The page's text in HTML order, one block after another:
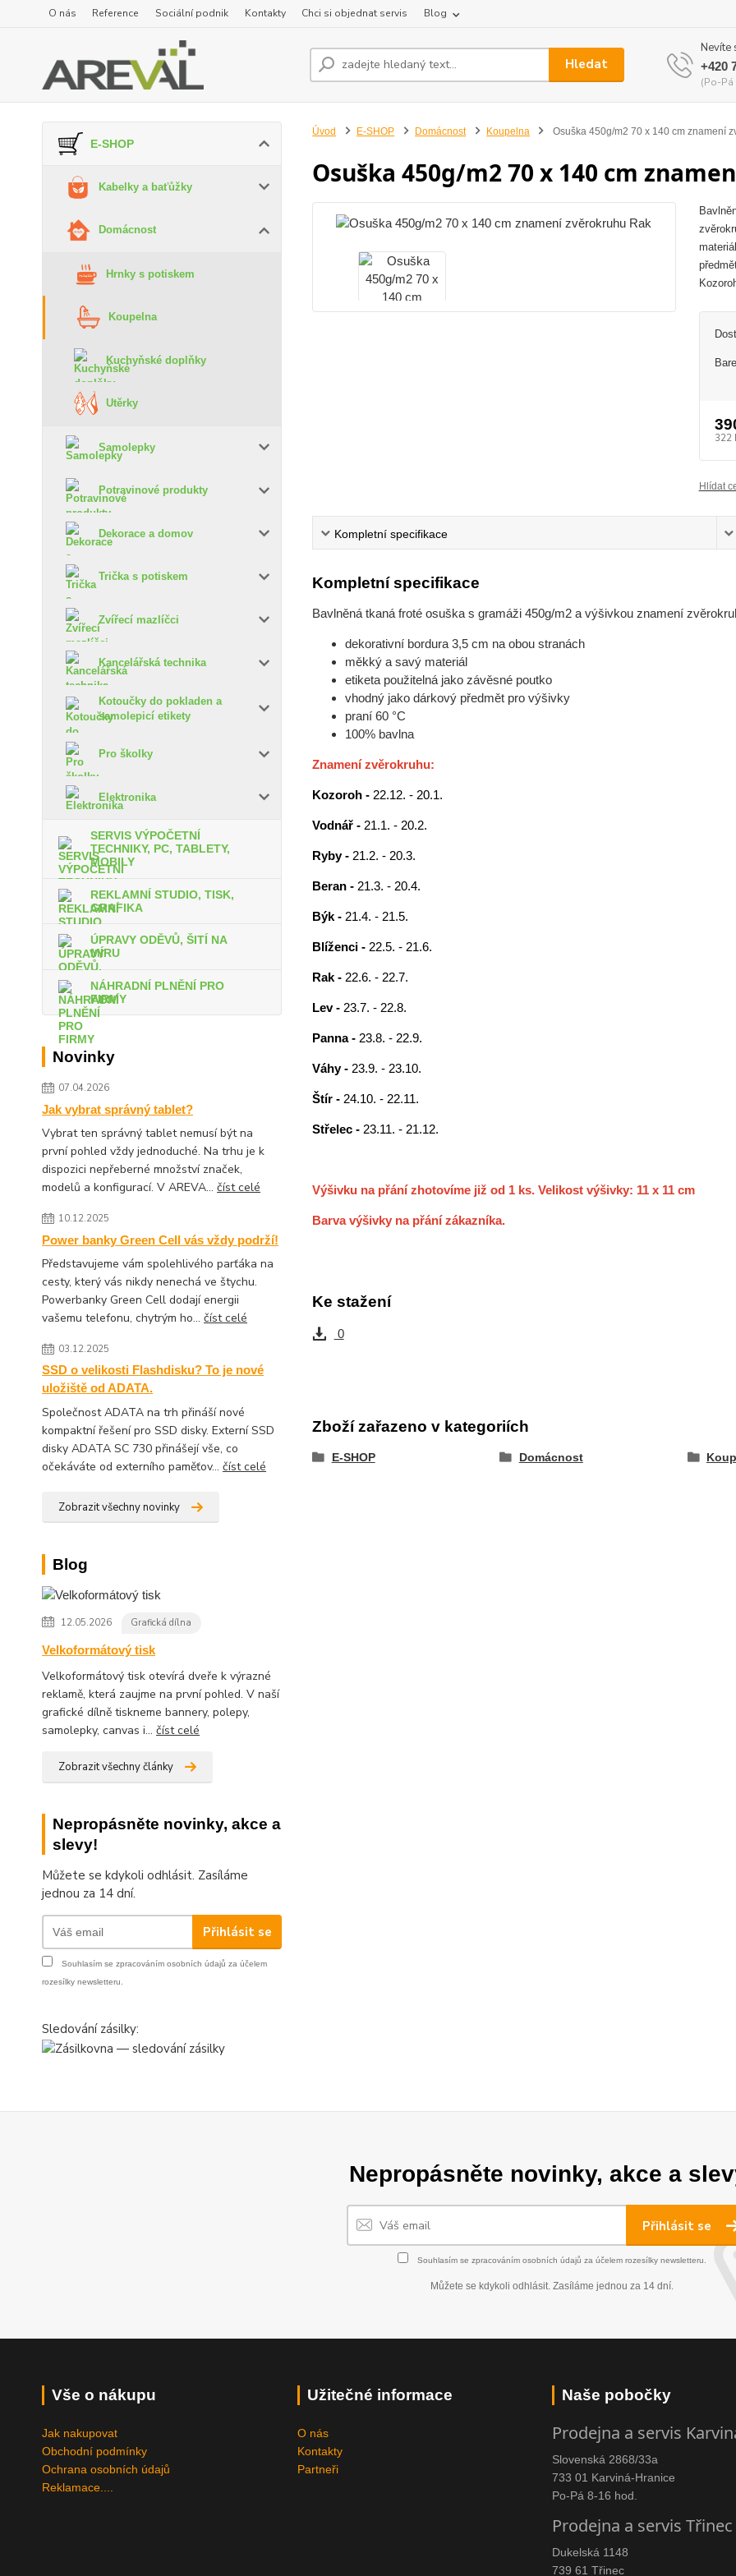
O nás Reference Sociální podnik Kontakty Chci si objednat servis Blog
Hledat
Nevíte
+420
(Po-
E-SHOP
Kabelky a baťůžky
Domácnost
Hrnky s potiskem
Koupelna
Kuchyňské doplňky
Utěrky
Samolepky
Potravinové produkty
Dekorace a domov
Trička s potiskem
Zvířecí mazlíčci
Kancelářská technika
Kotoučky do pokladen a
samolepicí etikety
Pro školky
Elektronika
SERVIS VÝPOČETNÍ
TECHNIKY, PC, TABLETY,
MOBILY
REKLAMNÍ STUDIO, TISK,
GRAFIKA
ÚPRAVY ODĚVŮ, ŠITÍ NA
MÍRU
NÁHRADNÍ PLNĚNÍ PRO
FIRMY
Novinky
07.04.2026
Jak vybrat správný tablet?
Vybrat ten správný tablet nemusí být na
první pohled vždy jednoduché. Na trhu je k
dispozici nepřeberné množství značek,
modelů a konfigurací. V AREVA...číst celé
10.12.2025
Power banky Green Cell vás vždy podrží!
Představujeme vám spolehlivého parťáka na
cesty, který vás nikdy nenechá ve štychu.
Powerbanky Green Cell dodají energii
vašemu telefonu, chytrým ho...číst celé
03.12.2025
SSD o velikosti Flashdisku? To je nové
uložiště od ADATA.
Společnost ADATA na trh přináší nové
kompaktní řešení pro SSD disky. Externí SSD
disky ADATA SC 730 přinášejí vše, co
očekáváte od externího paměťov...číst celé
Zobrazit všechny novinky
Blog
12.05.2026 Grafická dílna
Velkoformátový tisk
Velkoformátový tisk otevírá dveře k výrazné
reklamě, která zaujme na první pohled. V naší
grafické dílně tiskneme bannery, polepy,
samolepky, canvas i...číst celé
Zobrazit všechny články
Nepropásněte novinky, akce a
slevy!
Můžete se kdykoli odhlásit. Zasíláme
jednou za 14 dní.
Přihlásit se
Souhlasím se zpracováním osobních údajů za účelem
rozesílky newsletteru.
Sledování zásilky:
Úvod E-SHOP Domácnost Koupelna Osuška 450g/m2 70 x 140 cm znamení
Osuška 450g/m2 70 x 140 cm
322
Hlídat
Kompletní specifikace
Kompletní specifikace
Bavlněná tkaná froté osuška s gramáži 450g/m2 a výšivkou znamení
dekorativní bordura 3,5 cm na obou stranách
měkký a savý materiál
etiketa použitelná jako závěsné poutko
vhodný jako dárkový předmět pro výšivky
praní 60 °C
100% bavlna
Znamení zvěrokruhu:
Kozoroh - 22.12. - 20.1.
Vodnář - 21.1. - 20.2.
Ryby - 21.2. - 20.3.
Beran - 21.3. - 20.4.
Býk - 21.4. - 21.5.
Blíženci - 22.5. - 21.6.
Rak - 22.6. - 22.7.
Lev - 23.7. - 22.8.
Panna - 23.8. - 22.9.
Váhy - 23.9. - 23.10.
Štír - 24.10. - 22.11.
Střelec - 23.11. - 21.12.
Výšivku na přání zhotovíme již od 1 ks. Velikost výšivky: 11 x 11 cm
Barva výšivky na přání zákazníka.
Ke stažení
0
Zboží zařazeno v kategoriích
E-SHOP Domácnost
Nepropásněte novinky, akce a
Přihlásit se
Souhlasím se zpracováním osobních údajů za účelem rozesílky newsletteru.
Můžete se kdykoli odhlásit. Zasíláme jednou za 14 dní.
Vše o nákupu
Jak nakupovat
Obchodní podmínky
Ochrana osobních údajů
Reklamace....
Užitečné informace
O nás
Kontakty
Partneři
Naše pobočky
Prodejna a servis
Slovenská 2868/33a
733 01 Karviná-Hranice
Po-Pá 8-16 hod.
Prodejna a servis Třinec
Dukelská 1148
739 61 Třinec